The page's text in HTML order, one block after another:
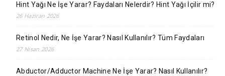
Hint Yağı Ne İşe Yarar? Faydaları Nelerdir? Hint Yağı İçilir mi?
26 Haziran 2026
Retinol Nedir, Ne İşe Yarar? Nasıl Kullanılır? Tüm Faydaları
27 Nisan 2026
Abductor/Adductor Machine Ne İşe Yarar? Nasıl Kullanılır?